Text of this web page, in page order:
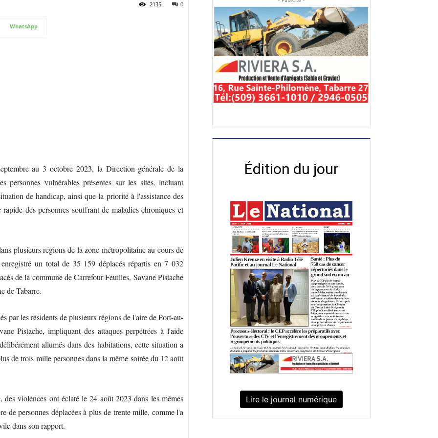
0
2135
WhatsApp
au 3 octobre 2023, la Direction générale de la
vulnérables présentes sur les sites, incluant
de handicap, ainsi que la priorité à l'assistance des
des personnes souffrant de maladies chroniques et
plusieurs régions de la zone métropolitaine au cours de
un total de 35 159 déplacés répartis en 7 032
de la commune de Carrefour Feuilles, Savane Pistache
de Tabarre.
par les résidents de plusieurs régions de l'aire de Port-au-
Pistache, impliquant des attaques perpétrées à l'aide
allumés dans des habitations, cette situation a
de trois mille personnes dans la même soirée du 12 août
violences ont éclaté le 24 août 2023 dans les mêmes
de personnes déplacées à plus de trente mille, comme l'a
dans son rapport.
Édition du jour
Lire le journal numérique